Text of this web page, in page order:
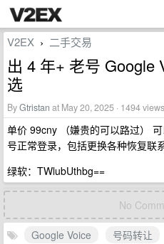
V2EX › 二手交易
出 4 年+ 老号 Google
选
ByGtristan at May 20, 2025 · 1494 views
单价 99cny （嫌贵的可以路过）
号正常登录，包括更换各种恢复联
绿软：TWlubUthbg==
No
Google Voice 号码转让